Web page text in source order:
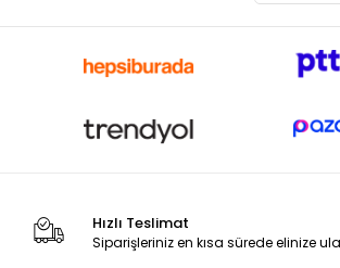
Hızlı Teslimat
Siparişleriniz en kısa sürede elinize